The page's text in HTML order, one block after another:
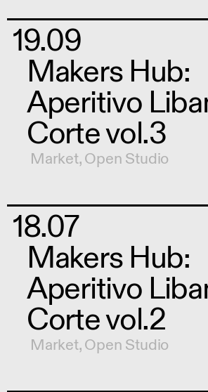
19.09
Makers Hub:
Aperitivo
Corte vol.3
Market,Open Studio
18.07
Makers Hub:
Aperitivo
Corte vol.2
Market,Open Studio